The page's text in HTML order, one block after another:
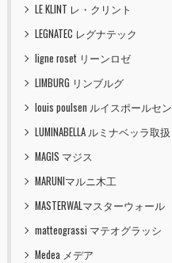
LE KLINT レ・クリント
LEGNATEC レグナテック
ligne roset リーンロゼ
LIMBURG リンブルグ
louis poulsen ルイスポールセン
LUMINABELLA ルミナベッラ取扱
MAGIS マジス
MARUNIマルニ木工
MASTERWALマスターウォール
matteograssi マテオグラッシ
Medea メデア